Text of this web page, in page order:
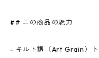
## この商品の魅力
- キルト調（Art Grain）